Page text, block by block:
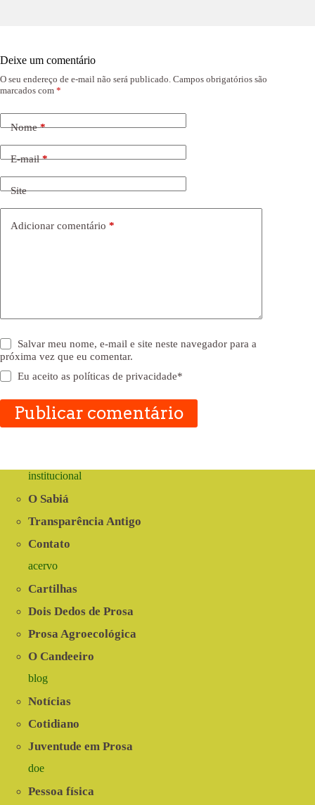
Deixe um comentário
O seu endereço de e-mail não será publicado. Campos obrigatórios são
marcados com *
Nome*
E-mail*
Site
Adicionar comentário *
Salvar meu nome, e-mail e site neste navegador para a
próxima vez que eu comentar.
Eu aceito aspolíticas de privacidade*
Publicar comentário
institucional
O Sabiá
Transparência Antigo
Contato
acervo
Cartilhas
Dois Dedos de Prosa
Prosa Agroecológica
O Candeeiro
blog
Notícias
Cotidiano
Juventude em Prosa
doe
Pessoa física